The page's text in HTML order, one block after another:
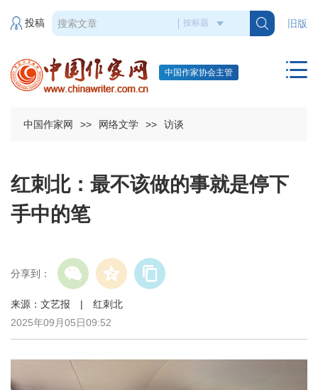
旧版
投稿
中国作家协会主管
中国作家网 >> 网络文学 >> 访谈
红刺北：最不该做的事就是停下
手中的笔
分享到：
来源：文艺报 | 红刺北
2025年09月05日09:52